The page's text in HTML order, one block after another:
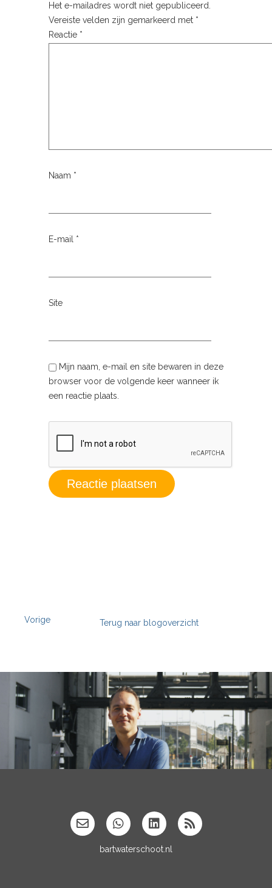
Het e-mailadres wordt niet gepubliceerd.
Vereiste velden zijn gemarkeerd met *
Reactie *
Naam *
E-mail *
Site
Mijn naam, e-mail en site bewaren in deze
browser voor de volgende keer wanneer ik
een reactie plaats.
Vorige Terug naar blogoverzicht
bartwaterschoot.nl